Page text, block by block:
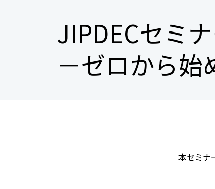
JIPDECセミ
－ゼロから始
本セミナ